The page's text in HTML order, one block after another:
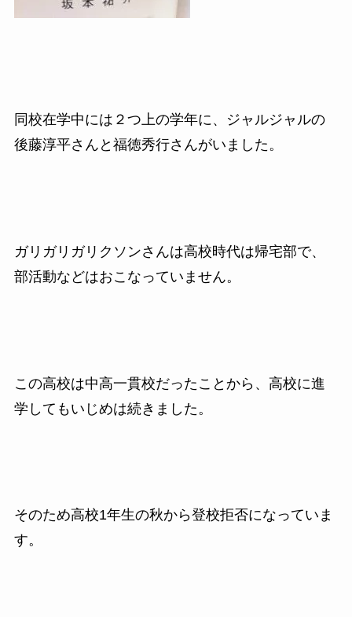
同校在学中には２つ上の学年に、ジャルジャルの
後藤淳平さんと 福徳秀行さんがいました。
ガリガリガリクソンさんは高校時代は帰宅部で、
部活動などはおこなっていません。
この高校は中高一貫校だったことから、高校に進
学してもいじめは続きました。
そのため高校1年生の秋から登校拒否になっていま
す。